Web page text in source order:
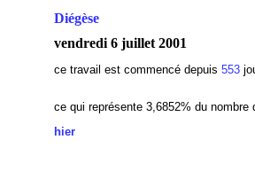
Diégèse
vendredi 6 juillet 2001
ce travail est commencé depuis 553
ce qui représente 3,6852% du nombre
hier